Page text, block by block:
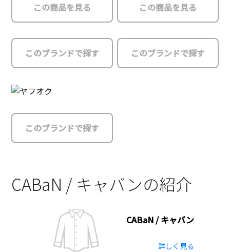
この商品を見る
このブランドで探す
この商品を見る
このブランドで探す
このブランドで探す
CABaN / キャバンの紹介
CABaN / キャバン
詳しく見る